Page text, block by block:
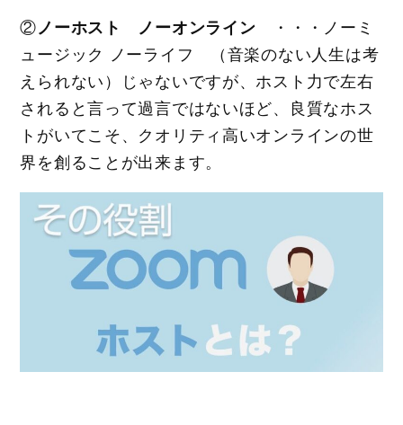
②ノーホスト ノーオンライン ・・・ノーミ
ュージック ノーライフ （音楽のない人生は考
えられない）じゃないですが、ホスト力で左右
されると言って過言ではないほど、良質なホス
トがいてこそ、クオリティ高いオンラインの世
界を創ることが出来ます。